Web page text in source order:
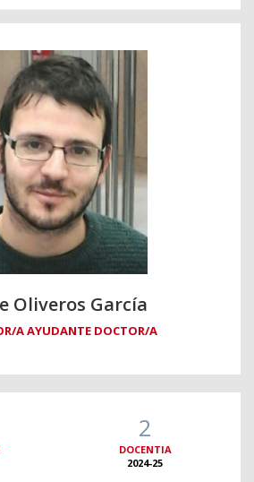
Oliveros García
A AYUDANTE DOCTOR/A
2
DOCENTIA
2024-25